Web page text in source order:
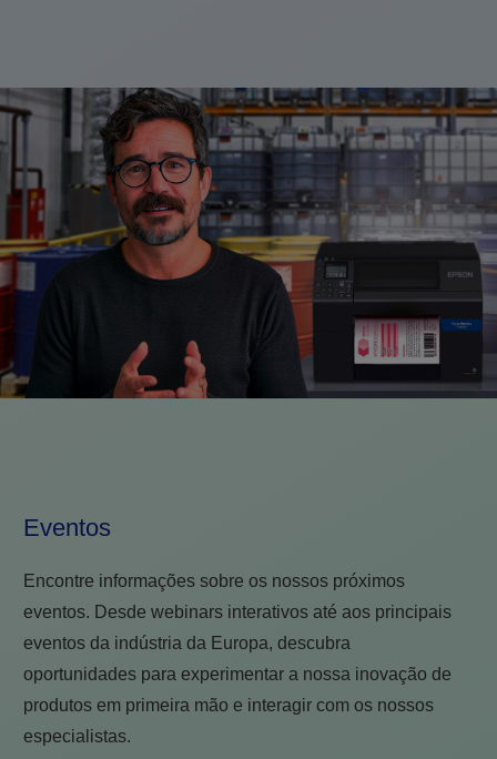
Eventos
Encontre informações sobre os nossos próximos
eventos. Desde webinars interativos até aos principais
eventos da indústria da Europa, descubra
oportunidades para experimentar a nossa inovação de
produtos em primeira mão e interagir com os nossos
especialistas.